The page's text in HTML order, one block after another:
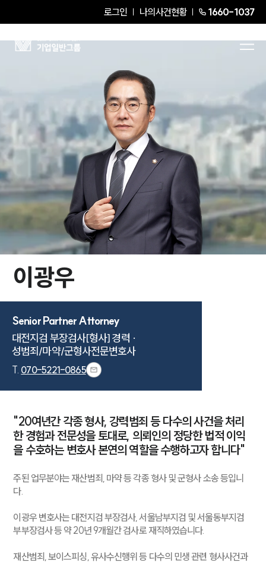
로그인 나의사건현황 1660-1037
이광우 Senior Partner Attorney
이광우
Senior Partner Attorney
대전지검 부장검사[형사] 경력 ·
성범죄/마약/군형사전문변호사
T. 070-5221-0865
"20여년간 각종 형사, 강력범죄 등 다수의 사건을 처리
한 경험과 전문성을 토대로, 의뢰인의 정당한 법적 이익
을 수호하는 변호사 본연의 역할을 수행하고자 합니다"
주된 업무분야는 재산범죄, 마약 등 각종 형사 및 군형사 소송 등입니
다.
이광우 변호사는 대전지검 부장검사, 서울남부지검 및 서울동부지검
부부장검사 등 약 20년 9개월간 검사로 재직하였습니다.
재산범죄, 보이스피싱, 유사수신행위 등 다수의 민생 관련 형사사건과